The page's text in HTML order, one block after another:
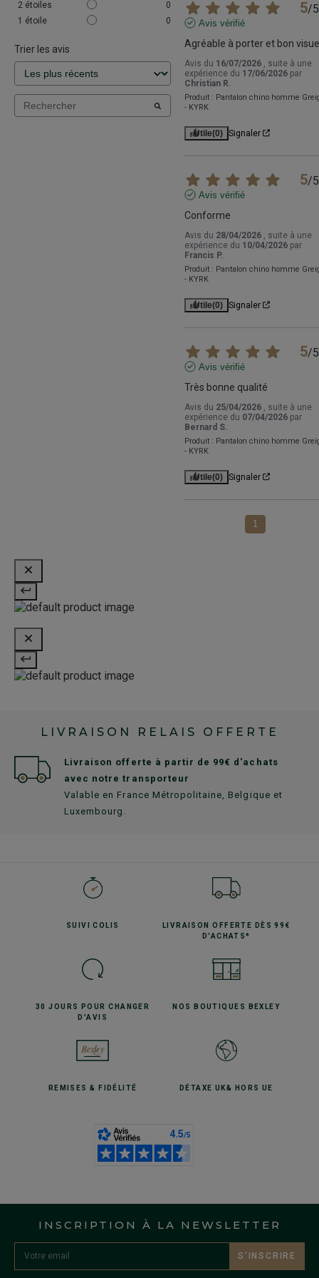
2 étoiles
0
1 étoile 0
Trier les avis
5/5
Avis vérifié
Agréable à porter et bon
Avis du 16/07/2026
, suite à une
expérience du 17/06/2026 par
Christian R.
Produit : Pantalon chino homme
- KYRK
Utile(0) Signaler
5/5
Avis vérifié
Conforme
Avis du 28/04/2026
, suite à une
expérience du 10/04/2026 par
Francis P.
Produit : Pantalon chino homme
- KYRK
Utile(0) Signaler
5/5
Avis vérifié
Très bonne qualité
Avis du 25/04/2026
, suite à une
expérience du 07/04/2026 par
Bernard S.
Produit : Pantalon chino homme
- KYRK
Utile(0) Signaler
1
LIVRAISON RELAIS OFFERTE
Livraison offerte à partir de 99€ d'achats
avec notre transporteur
Valable en France Métropolitaine, Belgique et
Luxembourg.
SUIVICOLIS LIVRAISON OFFERTE
DÈS 99€
D'ACHATS*
30 JOURS POURCHANGER
D'AVIS
NOS BOUTIQUES BEXLEY
REMISES& FIDÉLITÉ DÉTAXE UK& HORS UE
INSCRIPTION À LA NEWSLETTER
S’INSCRIRE